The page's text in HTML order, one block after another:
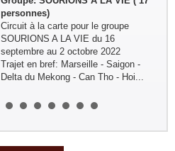
personnes)
Circuit à la carte pour le groupe
SOURIONS A LA VIE du 16
septembre au 2 octobre 2022
Trajet en bref: Marseille - Saigon -
Delta du Mekong - Can Tho - Hoi...
et Carole
nuits) : Paris - Ho Chi Minh Ville -
Phu Quoc ( 4jours) - Ha Tien - Chau